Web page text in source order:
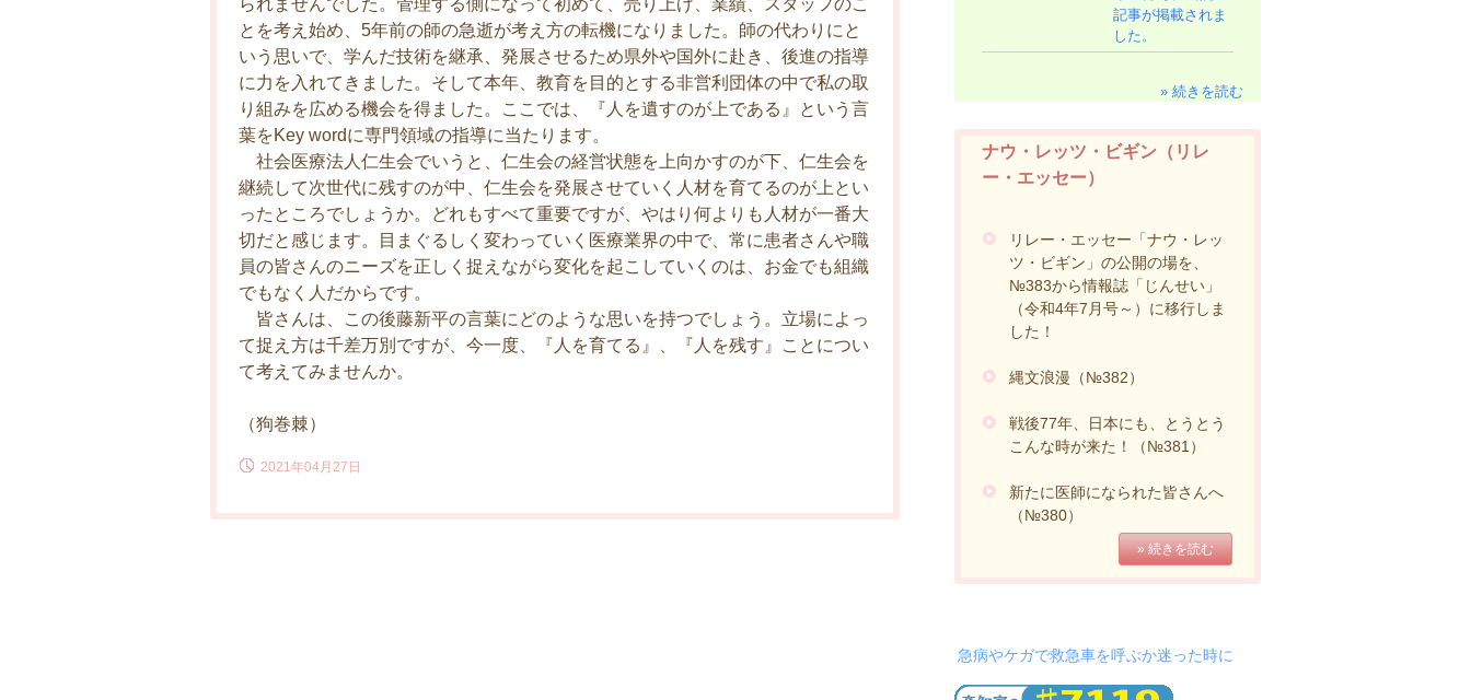
られませんでした。管理する側になって初めて、売り上げ、業績、スタッフのこ
とを考え始め、5年前の師の急逝が考え方の転機になりました。師の代わりにと
いう思いで、学んだ技術を継承、発展させるため県外や国外に赴き、後進の指導
に力を入れてきました。そして本年、教育を目的とする非営利団体の中で私の取
り組みを広める機会を得ました。ここでは、『人を遺すのが上である』という言
葉をKey wordに専門領域の指導に当たります。
社会医療法人仁生会でいうと、仁生会の経営状態を上向かすのが下、仁生会を
継続して次世代に残すのが中、仁生会を発展させていく人材を育てるのが上とい
ったところでしょうか。どれもすべて重要ですが、やはり何よりも人材が一番大
切だと感じます。目まぐるしく変わっていく医療業界の中で、常に患者さんや職
員の皆さんのニーズを正しく捉えながら変化を起こしていくのは、お金でも組織
でもなく人だからです。
皆さんは、この後藤新平の言葉にどのような思いを持つでしょう。立場によっ
て捉え方は千差万別ですが、今一度、『人を育てる』、『人を残す』ことについ
て考えてみませんか。
（狗巻棘）
2021年04月27日
記事が掲載されま
した。
» 続きを読む
ナウ・レッツ・ビギン（リレ
ー・エッセー）
リレー・エッセー「ナウ・レッ
ツ・ビギン」の公開の場を、
№383から情報誌「じんせい」
（令和4年7月号～）に移行しま
した！
縄文浪漫（№382）
戦後77年、日本にも、とうとう
こんな時が来た！（№381）
新たに医師になられた皆さんへ
（№380）
» 続きを読む
急病やケガで救急車を呼ぶか迷った時に